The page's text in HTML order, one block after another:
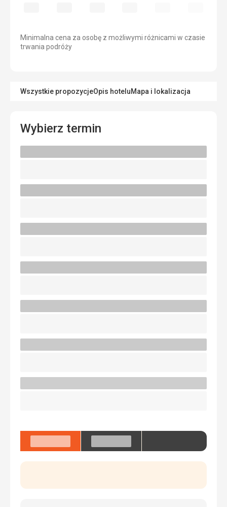
Minimalna cena za osobę z możliwymi różnicami w czasie
trwania podróży
Wszystkie propozycjeOpis hoteluMapa i lokalizacja
Wybierz termin